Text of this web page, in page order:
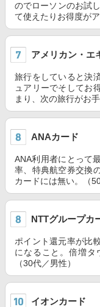
のでローソンのお試
て使えたりお得度が
アメリカン・エ
旅行をしていると決
ュアリーでそしてお
まり、次の旅行がお
ANAカード
ANA利用者にとって
率、特典航空券交換
カードには無い。（
NTTグループカ
ポイント還元率が比
になること。倍増タ
（30代／男性）
イオンカード